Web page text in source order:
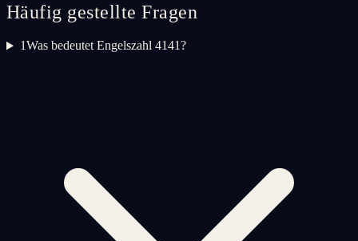
Häufig gestellte Fragen
1Was bedeutet Engelszahl 4141?